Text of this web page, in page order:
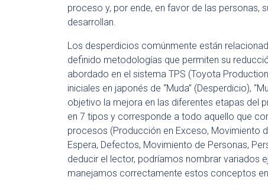
proceso y, por ende, en favor de las personas,
desarrollan.
Los desperdicios comúnmente están
definido metodologías que permiten su
abordado en el sistema TPS (Toyota
iniciales en japonés de “Muda” (Desperdicio),
objetivo la mejora en las diferentes etapas del
en 7 tipos y corresponde a todo aquello que
procesos (Producción en Exceso, Movimiento
Espera, Defectos, Movimiento de Personas,
deducir el lector, podríamos nombrar variados
manejamos correctamente estos conceptos